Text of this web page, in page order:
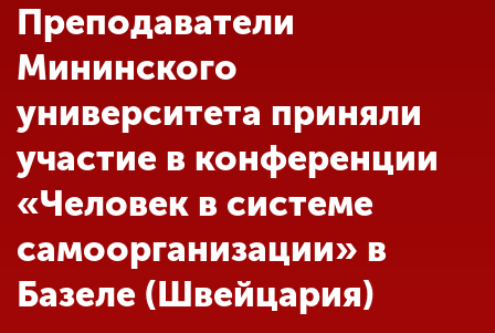
Абитуриенту
Обучение
Наука
Международная
деятельность
Преподаватели
Мининского
университета приняли
участие в конференции
«Человек в системе
самоорганизации» в
Базеле (Швейцария)